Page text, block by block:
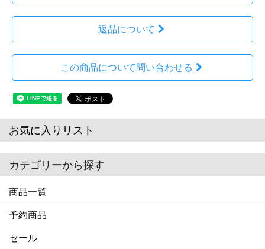
返品について
この商品について問い合わせる
お気に入りリスト
カテゴリーから探す
商品一覧
予約商品
セール